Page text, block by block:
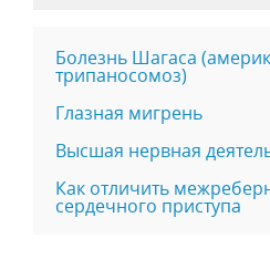
Болезнь Шагаса
трипаносомоз)
Глазная мигрень
Высшая нервная
Как отличить
сердечного приступа